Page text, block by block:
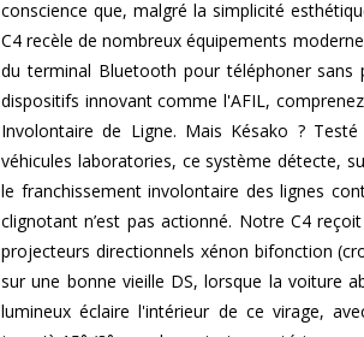
conscience que, malgré la simplicité
C4 recèle de nombreux équipements
du terminal Bluetooth pour téléphoner sans
dispositifs innovant comme l'AFIL,
Involontaire de Ligne. Mais Késako ?
véhicules laboratories, ce système détecte,
le franchissement involontaire des lignes
clignotant n’est pas actionné. Notre C4
projecteurs directionnels xénon bifonction
sur une bonne vieille DS, lorsque la voiture
lumineux éclaire l'intérieur de ce virage,